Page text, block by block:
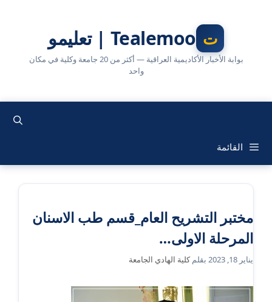
Tealemoo | تعليمو
بوابة الأخبار الأكاديمية العراقية — أكثر من 20 جامعة وكلية في مكان
واحد
القائمة
مختبر التشريح العام_قسم طب الاسنان
المرحلة الاولى…
يناير 18, 2023 بقلمكلية الهادي الجامعة